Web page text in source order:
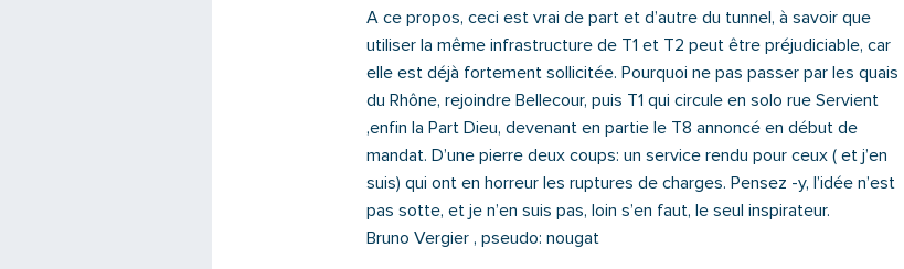
A ce propos, ceci est vrai de part et d’autre du tunnel, à savoir que
utiliser la même infrastructure de T1 et T2 peut être préjudiciable, car
elle est déjà fortement sollicitée. Pourquoi ne pas passer par les quais
du Rhône, rejoindre Bellecour, puis T1 qui circule en solo rue Servient
,enfin la Part Dieu, devenant en partie le T8 annoncé en début de
mandat. D’une pierre deux coups: un service rendu pour ceux ( et j’en
suis) qui ont en horreur les ruptures de charges. Pensez -y, l’idée n’est
pas sotte, et je n’en suis pas, loin s’en faut, le seul inspirateur.
Bruno Vergier , pseudo: nougat